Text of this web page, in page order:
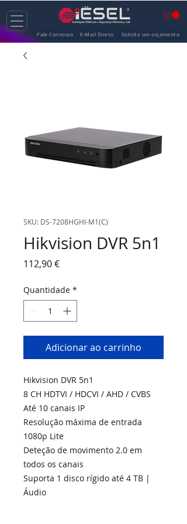
Fale Connosco E-Mail Direto Solicite um orçamento
SKU: DS-7208HGHI-M1(C)
Hikvision DVR 5n1
112,90 €Preço
Quantidade *
Adicionar ao carrinho
Hikvision DVR 5n1
8 CH HDTVI / HDCVI / AHD / CVBS
Até 10 canais IP
Resolução máxima de entrada
1080p Lite
Deteção de movimento 2.0 em
todos os canais
Suporta 1 disco rígido até 4 TB |
Áudio